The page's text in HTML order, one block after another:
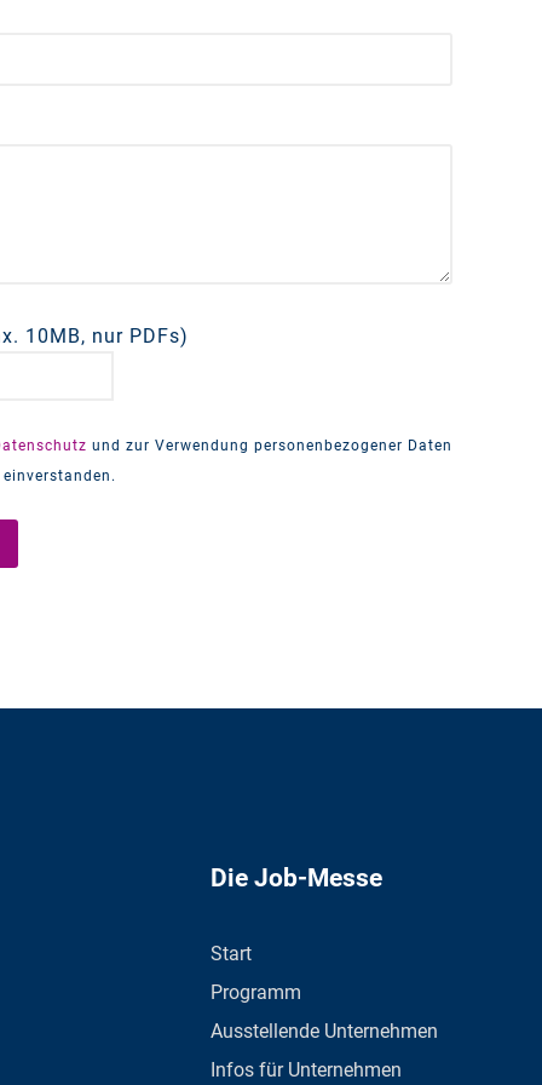
10MB, nur PDFs)
und zur Verwendung personenbezogener Daten
Die Job-Messe
Start
Programm
Ausstellende Unternehmen
Infos für Unternehmen